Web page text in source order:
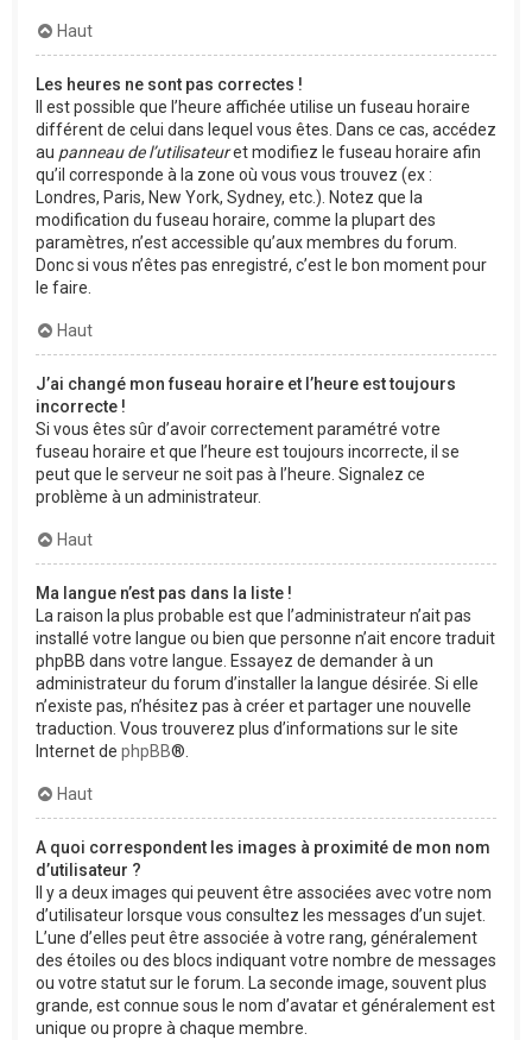
Haut
Les heures ne sont pas correctes !
Il est possible que l’heure affichée utilise un fuseau horaire
différent de celui dans lequel vous êtes. Dans ce cas, accédez
au panneau de l’utilisateuret modifiez le fuseau horaire afin
qu’il corresponde à la zone où vous vous trouvez (ex :
Londres, Paris, New York, Sydney, etc.). Notez que la
modification du fuseau horaire, comme la plupart des
paramètres, n’est accessible qu’aux membres du forum.
Donc si vous n’êtes pas enregistré, c’est le bon moment pour
le faire.
Haut
J’ai changé mon fuseau horaire et l’heure est toujours
incorrecte !
Si vous êtes sûr d’avoir correctement paramétré votre
fuseau horaire et que l’heure est toujours incorrecte, il se
peut que le serveur ne soit pas à l’heure. Signalez ce
problème à un administrateur.
Haut
Ma langue n’est pas dans la liste !
La raison la plus probable est que l’administrateur n’ait pas
installé votre langue ou bien que personne n’ait encore traduit
phpBB dans votre langue. Essayez de demander à un
administrateur du forum d’installer la langue désirée. Si elle
n’existe pas, n’hésitez pas à créer et partager une nouvelle
traduction. Vous trouverez plus d’informations sur le site
Internet de phpBB®.
Haut
A quoi correspondent les images à proximité de mon nom
d’utilisateur ?
Il y a deux images qui peuvent être associées avec votre nom
d’utilisateur lorsque vous consultez les messages d’un sujet.
L’une d’elles peut être associée à votre rang, généralement
des étoiles ou des blocs indiquant votre nombre de messages
ou votre statut sur le forum. La seconde image, souvent plus
grande, est connue sous le nom d’avatar et généralement est
unique ou propre à chaque membre.